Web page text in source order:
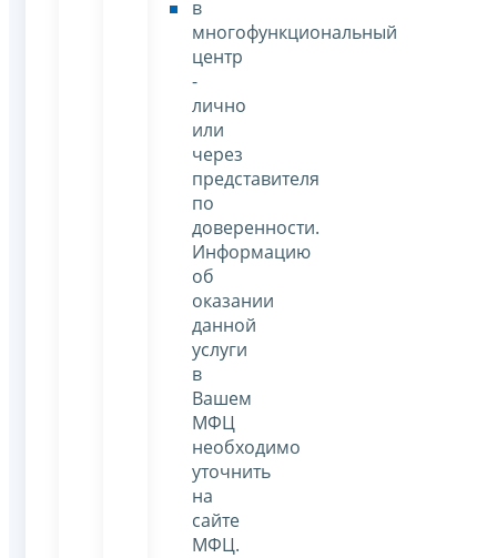
в
многофункциональный
центр
-
лично
или
через
представителя
по
доверенности.
Информацию
об
оказании
данной
услуги
в
Вашем
МФЦ
необходимо
уточнить
на
сайте
МФЦ.